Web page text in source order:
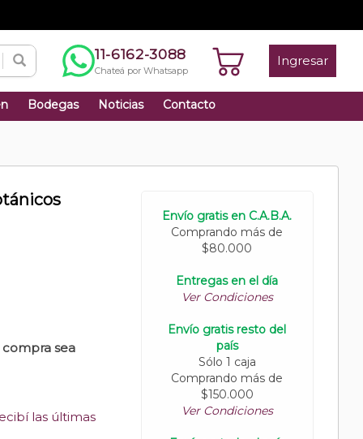
11-6162-3088
Chateá por Whatsapp
Ingresar
Bodegas Noticias Contacto
sea
las últimas
Envío gratis en C.A.B.A.
Comprando más de
$80.000
Entregas en el día
Ver Condiciones
Envío gratis resto del
país
Sólo 1 caja
Comprando más de
$150.000
Ver Condiciones